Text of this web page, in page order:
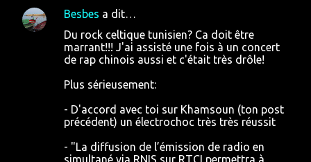
C
Besbes a dit…
Du rock celtique tunisien? Ca doit être
marrant!!! J'ai assisté une fois à un concert
de rap chinois aussi et c'était très drôle!
Plus sérieusement:
- D'accord avec toi sur Khamsoun (ton post
précédent) un électrochoc très très réussit
- "La diffusion de l’émission de radio en
simultané via RNIS sur RTCI permettra à